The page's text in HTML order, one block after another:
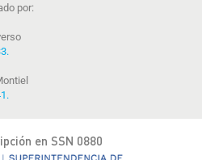
por:
.
.
en SSN 0880